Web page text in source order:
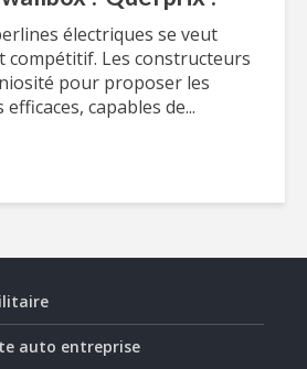
électriques se veut
compétitif. Les constructeurs
pour proposer les
capables de...
auto entreprise